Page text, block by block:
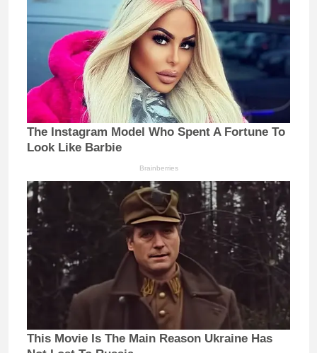
The Instagram Model Who Spent A Fortune To
Look Like Barbie
Brainberries
This Movie Is The Main Reason Ukraine Has